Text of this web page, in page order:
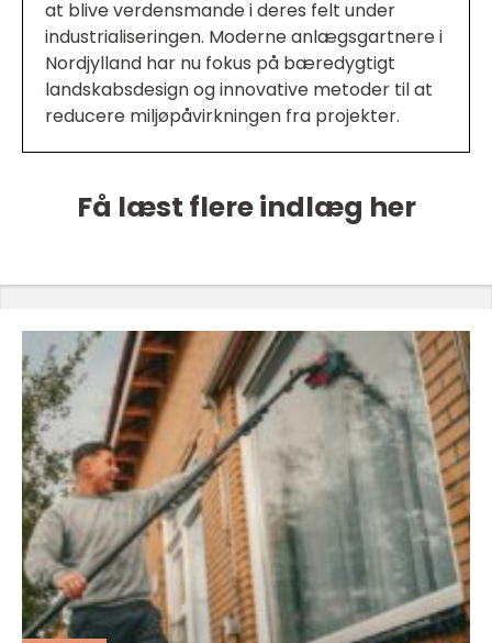
at blive verdensmande i deres felt under
industrialiseringen. Moderne anlægsgartnere i
Nordjylland har nu fokus på bæredygtigt
landskabsdesign og innovative metoder til at
reducere miljøpåvirkningen fra projekter.
Få læst flere indlæg her